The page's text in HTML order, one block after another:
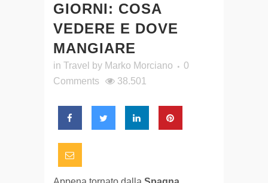
GIORNI: COSA
VEDERE E DOVE
MANGIARE
in Travel by Marko Morciano
0
Comments
38.501